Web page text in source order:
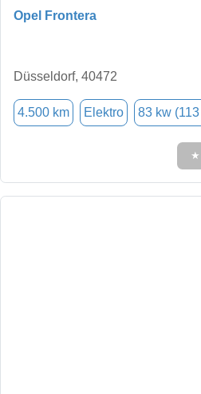
Opel Frontera
Düsseldorf, 40472
4.500 km Elektro 83 kw
★